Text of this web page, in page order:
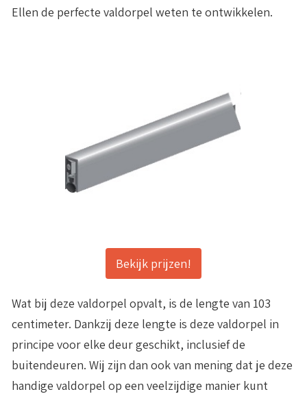
Ellen de perfecte valdorpel weten te ontwikkelen.
Bekijk prijzen!
Wat bij deze valdorpel opvalt, is de lengte van 103
centimeter. Dankzij deze lengte is deze valdorpel in
principe voor elke deur geschikt, inclusief de
buitendeuren. Wij zijn dan ook van mening dat je deze
handige valdorpel op een veelzijdige manier kunt